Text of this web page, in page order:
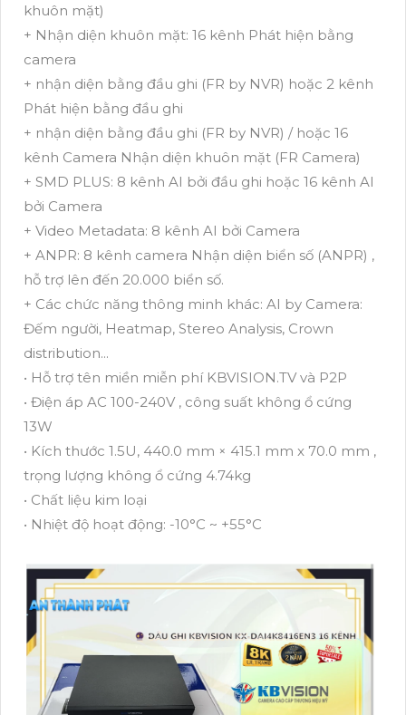
khuôn mặt)
+ Nhận diện khuôn mặt: 16 kênh Phát hiện bằng
camera
+ nhận diện bằng đầu ghi (FR by NVR) hoặc 2 kênh
Phát hiện bằng đầu ghi
+ nhận diện bằng đầu ghi (FR by NVR) / hoặc 16
kênh Camera Nhận diện khuôn mặt (FR Camera)
+ SMD PLUS: 8 kênh AI bởi đầu ghi hoặc 16 kênh AI
bởi Camera
+ Video Metadata: 8 kênh AI bởi Camera
+ ANPR: 8 kênh camera Nhận diện biển số (ANPR) ,
hỗ trợ lên đến 20.000 biển số.
+ Các chức năng thông minh khác: AI by Camera:
Đếm người, Heatmap, Stereo Analysis, Crown
distribution...
• Hỗ trợ tên miền miễn phí KBVISION.TV và P2P
• Điện áp AC 100-240V , công suất không ổ cứng
13W
• Kích thước 1.5U, 440.0 mm × 415.1 mm x 70.0 mm ,
trọng lượng không ổ cứng 4.74kg
• Chất liệu kim loại
• Nhiệt độ hoạt động: -10°C ~ +55°C